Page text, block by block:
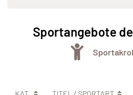
Sportangebote